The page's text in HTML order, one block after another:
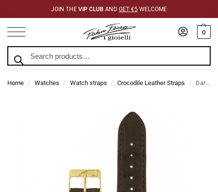
JOIN THE VIP CLUB AND GET €5 WELCOME
0
Home / Watches / Watch straps / Crocodile Leather Straps / Dark Brown Domed Alligator Leather Strap